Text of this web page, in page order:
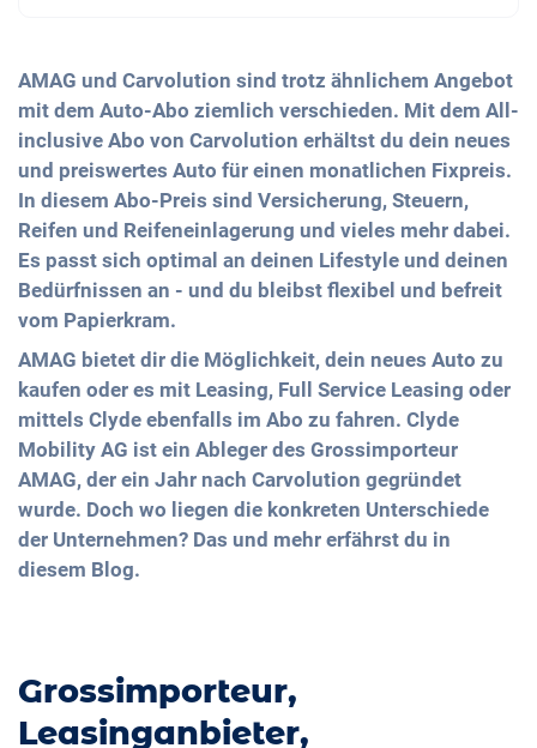
AMAG und Carvolution sind trotz ähnlichem Angebot
mit dem Auto-Abo ziemlich verschieden. Mit dem All-
inclusive Abo von Carvolution erhältst du dein neues
und preiswertes Auto für einen monatlichen Fixpreis.
In diesem Abo-Preis sind Versicherung, Steuern,
Reifen und Reifeneinlagerung und vieles mehr dabei.
Es passt sich optimal an deinen Lifestyle und deinen
Bedürfnissen an - und du bleibst flexibel und befreit
vom Papierkram.
AMAG bietet dir die Möglichkeit, dein neues Auto zu
kaufen oder es mit Leasing, Full Service Leasing oder
mittels Clyde ebenfalls im Abo zu fahren. Clyde
Mobility AG ist ein Ableger des Grossimporteur
AMAG, der ein Jahr nach Carvolution gegründet
wurde. Doch wo liegen die konkreten Unterschiede
der Unternehmen? Das und mehr erfährst du in
diesem Blog.
Grossimporteur,
Leasinganbieter,